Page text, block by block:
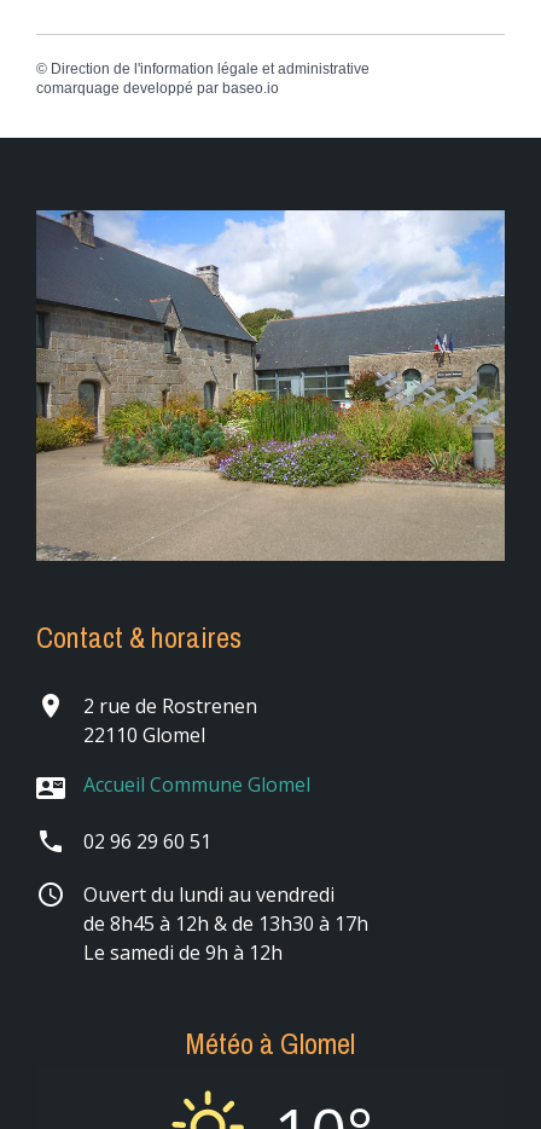
© Direction de l'information légale et administrative
comarquage developpé par baseo.io
Contact & horaires
place
2 rue de Rostrenen
22110 Glomel
contact_mail Accueil Commune Glomel
phone 02 96 29 60 51
schedule
Ouvert du lundi au vendredi
de 8h45 à 12h & de 13h30 à 17h
Le samedi de 9h à 12h
Météo à Glomel